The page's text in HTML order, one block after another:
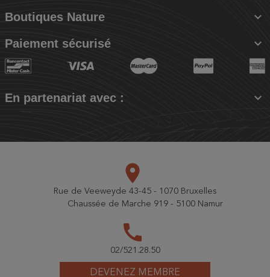
Boutiques Nature 
Paiement sécurisé 
En partenariat avec : 
DEVENEZ MEMBRE
place
Rue de Veeweyde 43-45 - 1070 Bruxelles
Chaussée de Marche 919 - 5100 Namur
call
02/521.28.50